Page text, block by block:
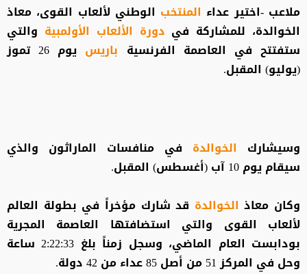
ملاعب -اختير عداء المنتخب الوطني لألعاب القوى، معاذ
الخوالدة، للمشاركة في دورة الألعاب الأولمبية والتي
ستفتتح في العاصمة الفرنسية باريس
يوم 26 تموز
(يوليو) المقبل.
وسيشارك الخوالدة في منافسات الماراثون والذي
سيقام يوم 10 آب (أغسطس) المقبل.
وكان معاذالخوالدة قد شارك مؤخراً في بطولة العالم
لألعاب القوى والتي استضافتها العاصمة المجرية
بودابست العام الماضي، وسجل زمناً بلغ 2:22:33 ساعة
وحل في المركز 51 من أصل 85 عداء من 42 دولة.